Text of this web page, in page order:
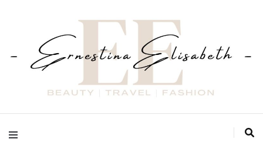
Ernestina Elisabeth